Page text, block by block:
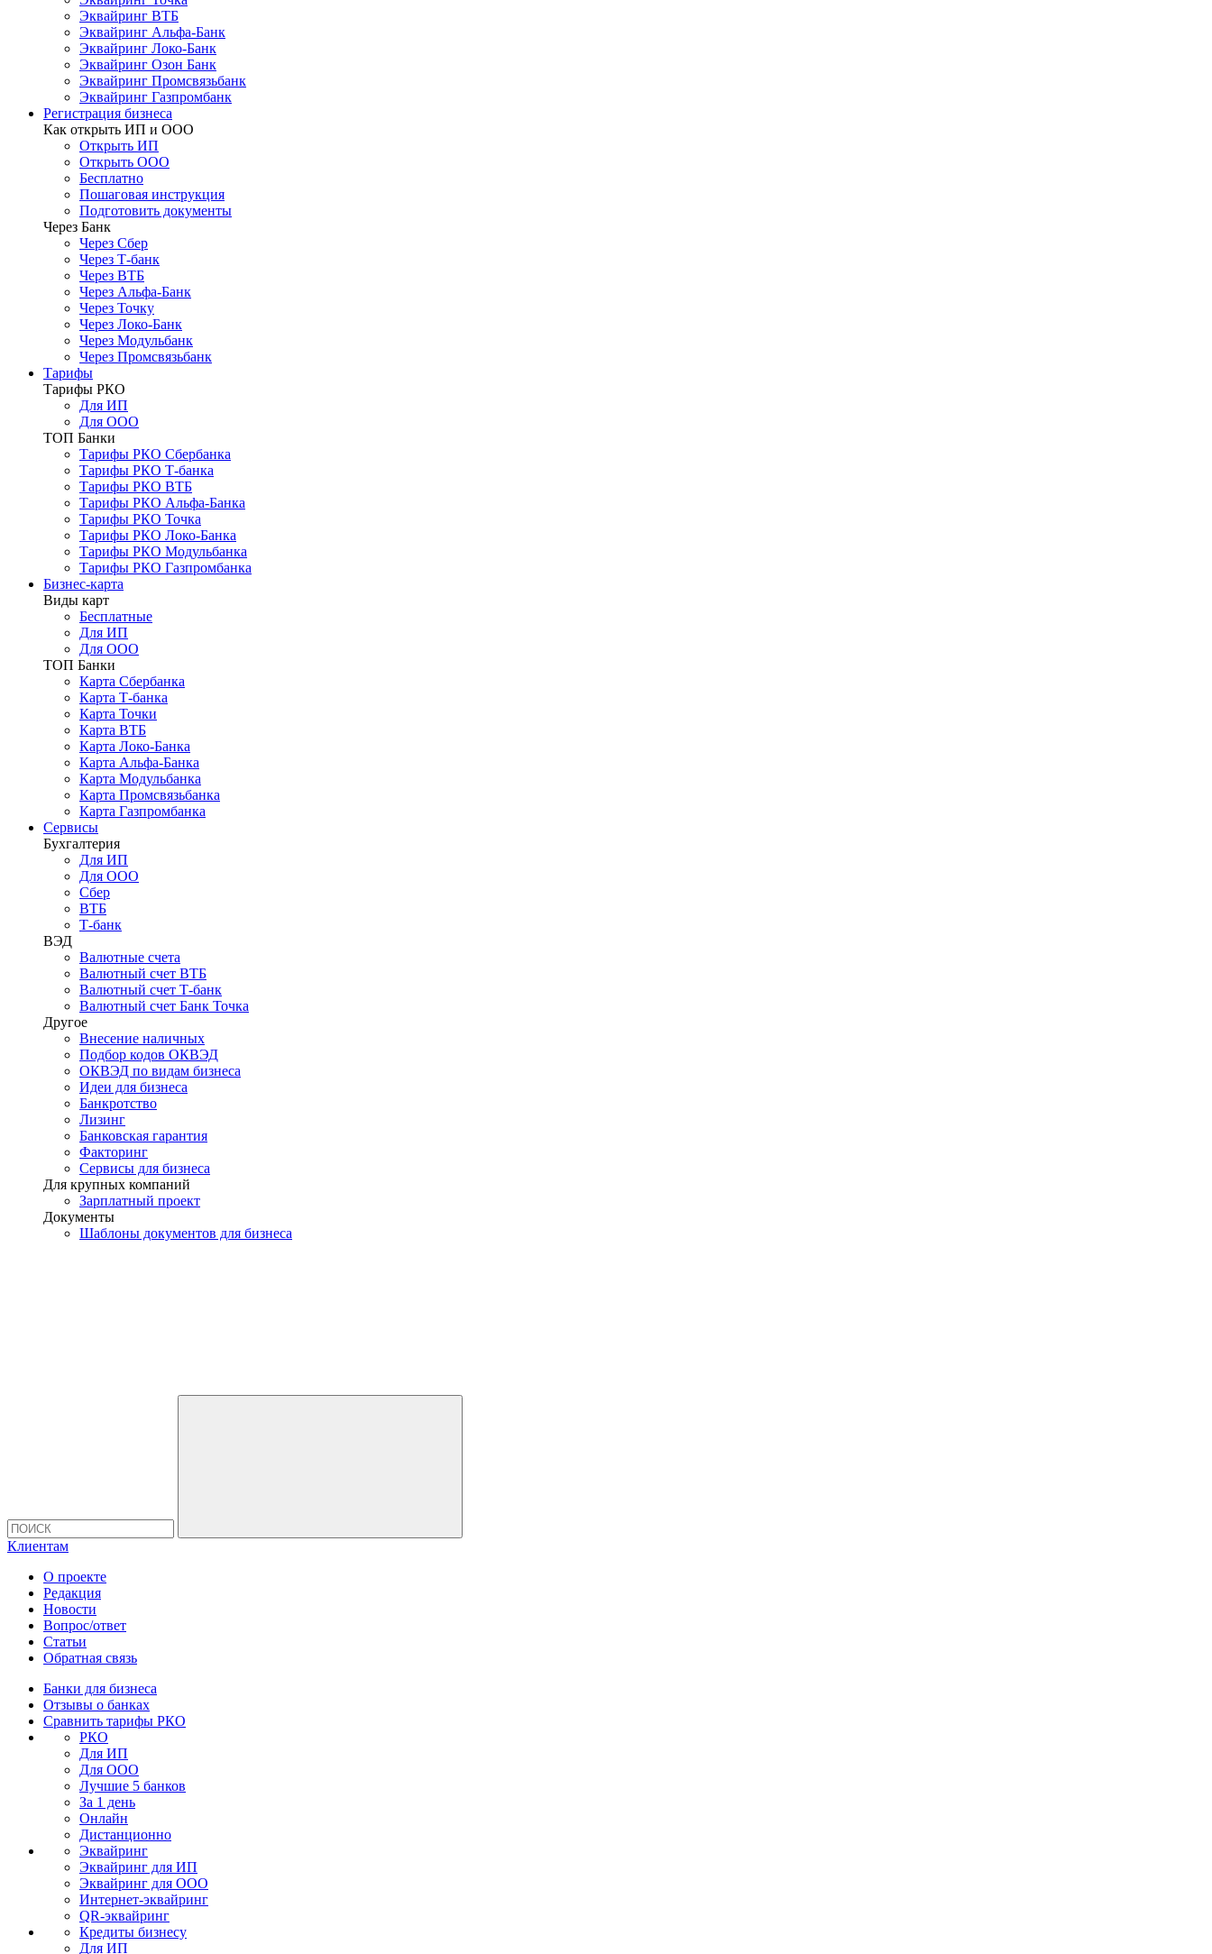
Эквайринг ВТБ
Эквайринг Альфа-Банк
Эквайринг Локо-Банк
Эквайринг Озон Банк
Эквайринг Промсвязьбанк
Эквайринг Газпромбанк
Регистрация бизнеса
Как открыть ИП и ООО
Открыть ИП
Открыть ООО
Бесплатно
Пошаговая инструкция
Подготовить документы
Через Банк
Через Сбер
Через Т-банк
Через ВТБ
Через Альфа-Банк
Через Точку
Через Локо-Банк
Через Модульбанк
Через Промсвязьбанк
Тарифы
Тарифы РКО
Для ИП
Для ООО
ТОП Банки
Тарифы РКО Сбербанка
Тарифы РКО Т-банка
Тарифы РКО ВТБ
Тарифы РКО Альфа-Банка
Тарифы РКО Точка
Тарифы РКО Локо-Банка
Тарифы РКО Модульбанка
Тарифы РКО Газпромбанка
Бизнес-карта
Виды карт
Бесплатные
Для ИП
Для ООО
ТОП Банки
Карта Сбербанка
Карта Т-банка
Карта Точки
Карта ВТБ
Карта Локо-Банка
Карта Альфа-Банка
Карта Модульбанка
Карта Промсвязьбанка
Карта Газпромбанка
Сервисы
Бухгалтерия
Для ИП
Для ООО
Сбер
ВТБ
Т-банк
ВЭД
Валютные счета
Валютный счет ВТБ
Валютный счет Т-банк
Валютный счет Банк Точка
Другое
Внесение наличных
Подбор кодов ОКВЭД
ОКВЭД по видам бизнеса
Идеи для бизнеса
Банкротство
Лизинг
Банковская гарантия
Факторинг
Сервисы для бизнеса
Для крупных компаний
Зарплатный проект
Документы
Шаблоны документов для бизнеса
Клиентам
О проекте
Редакция
Новости
Вопрос/ответ
Статьи
Обратная связь
Банки для бизнеса
Отзывы о банках
Сравнить тарифы РКО
РКО
Для ИП
Для ООО
Лучшие 5 банков
За 1 день
Онлайн
Дистанционно
Эквайринг
Эквайринг для ИП
Эквайринг для ООО
Интернет-эквайринг
QR-эквайринг
Кредиты бизнесу
Для ИП